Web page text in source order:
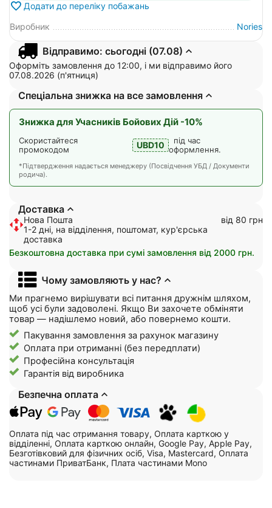
Додати до переліку побажань
Виробник
Nories
Відправимо: сьогодні (07.08)
Оформіть замовлення до 12:00, і ми відправимо його
07.08.2026 (п'ятниця)
Спеціальна знижка на все замовлення
Знижка для Учасників Бойових Дій -10%
Скористайтеся
промокодом
UBD10
під час
оформлення.
*Підтвердження надається менеджеру (Посвідчення УБД / Документи
родича).
Доставка
Нова Пошта
1-2 дні, на відділення, поштомат, кур'єрська
доставка
від 80 грн
Безкоштовна доставка при сумі замовлення від 2000 грн.
Чому замовляють у нас?
Ми прагнемо вирішувати всі питання дружнім шляхом,
щоб усі були задоволені. Якщо Ви захочете обміняти
товар — надішлемо новий, або повернемо кошти.
Пакування замовлення за рахунок магазину
Оплата при отриманні (без передплати)
Професійна консультація
Гарантія від виробника
Безпечна оплата
Оплата під час отримання товару, Оплата карткою у
відділенні, Оплата карткою онлайн, Google Pay, Apple Pay,
Безготівковий для фізичних осіб, Visa, Mastercard, Оплата
частинами ПриватБанк, Плата частинами Mono